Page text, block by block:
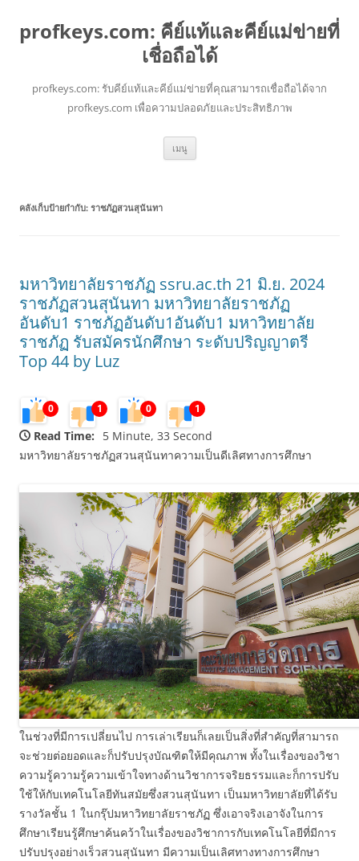
profkeys.com: คีย์แท้และคีย์แม่ข่ายที่
เชื่อถือได้
profkeys.com: รับคีย์แท้และคีย์แม่ข่ายที่คุณสามารถเชื่อถือได้จาก
profkeys.com เพื่อความปลอดภัยและประสิทธิภาพ
เมนู ข้าม
ยัง
คลังเก็บป้ายกำกับ: ราชภัฏสวนสุนันทา
มหาวิทยาลัยราชภัฏ ssru.ac.th 21 มิ.ย. 2024
ราชภัฏสวนสุนันทา มหาวิทยาลัยราชภัฏ
อันดับ1 ราชภัฏอันดับ1อันดับ1 มหาวิทยาลัย
ราชภัฏ รับสมัครนักศึกษา ระดับปริญญาตรี
Top 44 by Luz
0 1 0 1
Read Time:
5 Minute, 33 Second
มหาวิทยาลัยราชภัฏสวนสุนันทาความเป็นดีเลิศทางการศึกษา
ในช่วงที่มีการเปลี่ยนไป การเล่าเรียนก็เลยเป็นสิ่งที่สำคัญที่สามารถ
จะช่วยต่อยอดและก็ปรับปรุงบัณฑิตให้มีคุณภาพ ทั้งในเรื่องของวิชา
ความรู้ความรู้ความเข้าใจทางด้านวิชาการจริยธรรมและก็การปรับ
ใช้ให้กับเทคโนโลยีทันสมัยซึ่งสวนสุนันทา เป็นมหาวิทยาลัยที่ได้รับ
รางวัลชั้น 1 ในกรุ๊ปมหาวิทยาลัยราชภัฏ ซึ่งเอาจริงเอาจังในการ
ศึกษาเรียนรู้ศึกษาค้นคว้าในเรื่องของวิชาการกับเทคโนโลยีที่มีการ
ปรับปรุงอย่างเร็วสวนสุนันทา มีความเป็นเลิศทางทางการศึกษา